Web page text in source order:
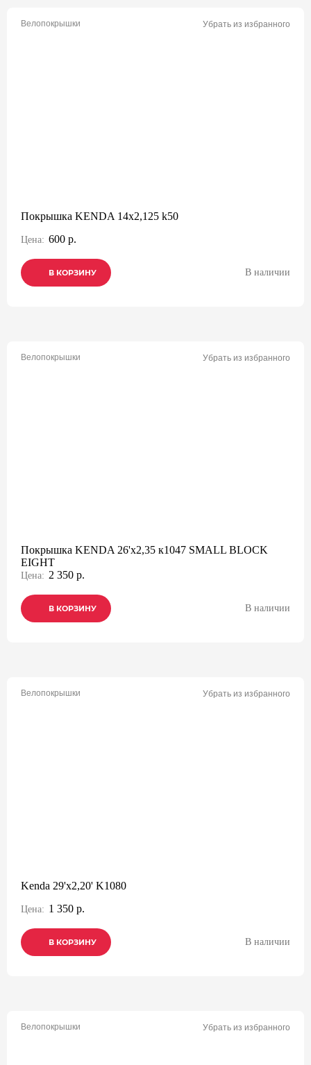
Велопокрышки Убрать из избранного
Покрышка KENDA 14х2,125 k50
Цена: 600 р.
В КОРЗИНУ
В КОРЗИНУ
В КОРЗИНУ В наличии
Велопокрышки Убрать из избранного
Покрышка KENDA 26'х2,35 к1047 SMALL BLOCK
EIGHT
Цена: 2 350 р.
В КОРЗИНУ
В КОРЗИНУ
В КОРЗИНУ В наличии
Велопокрышки Убрать из избранного
Kenda 29'x2,20' K1080
Цена: 1 350 р.
В КОРЗИНУ
В КОРЗИНУ
В КОРЗИНУ В наличии
Велопокрышки Убрать из избранного